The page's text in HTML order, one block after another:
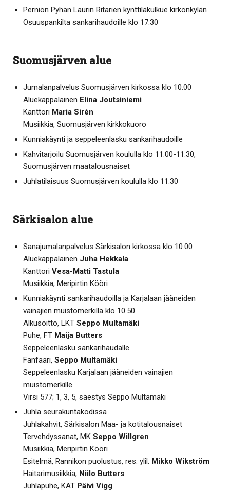
Perniön Pyhän Laurin Ritarien kynttiläkulkue kirkonkylän
Osuuspankilta sankarihaudoille klo 17.30
Suomusjärven alue
Jumalanpalvelus Suomusjärven kirkossa klo 10.00
Aluekappalainen Elina Joutsiniemi
Kanttori Maria Sirén
Musiikkia, Suomusjärven kirkkokuoro
Kunniakäynti ja seppeleenlasku sankarihaudoille
Kahvitarjoilu Suomusjärven koululla klo 11.00-11.30,
Suomusjärven maatalousnaiset
Juhlatilaisuus Suomusjärven koululla klo 11.30
Särkisalon alue
Sanajumalanpalvelus Särkisalon kirkossa klo 10.00
Aluekappalainen Juha Hekkala
Kanttori Vesa-Matti Tastula
Musiikkia, Meripirtin Kööri
Kunniakäynti sankarihaudoilla ja Karjalaan jääneiden
vainajien muistomerkillä klo 10.50
Alkusoitto, LKT Seppo Multamäki
Puhe, FT Maija Butters
Seppeleenlasku sankarihaudalle
Fanfaari, Seppo Multamäki
Seppeleenlasku Karjalaan jääneiden vainajien
muistomerkille
Virsi 577; 1, 3, 5, säestys Seppo Multamäki
Juhla seurakuntakodissa
Juhlakahvit, Särkisalon Maa- ja kotitalousnaiset
Tervehdyssanat, MK Seppo Willgren
Musiikkia, Meripirtin Kööri
Esitelmä, Rannikon puolustus, res. ylil. Mikko Wikström
Haitarimusiikkia, Niilo Butters
Juhlapuhe, KAT Päivi Vigg